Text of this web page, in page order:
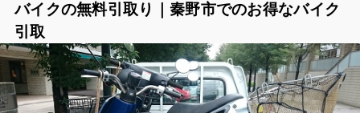
バイクの無料引取り｜秦野市でのお得なバイク
引取